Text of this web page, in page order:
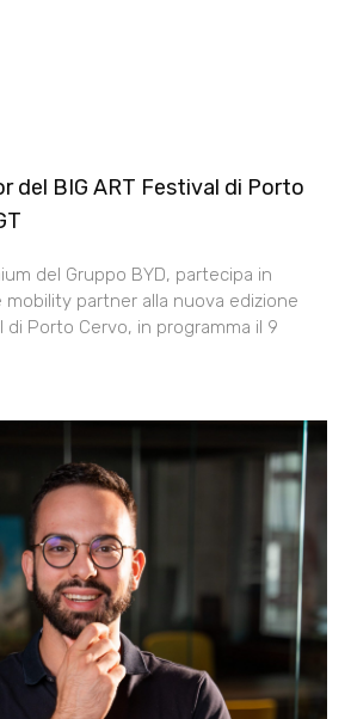
del BIG ART Festival di Porto
del Gruppo BYD, partecipa in
partner alla nuova edizione
di Porto Cervo, in programma il 9